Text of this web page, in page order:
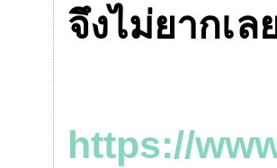
จึงไม่ยากเ
https://